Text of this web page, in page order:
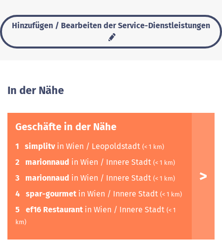
Hinzufügen / Bearbeiten der Service-Dienstleistungen
In der Nähe
Geschäfte in der Nähe
1 simplitvin Wien / Leopoldstadt (< 1 km)
2 marionnaud in Wien / Innere Stadt (< 1 km)
3 marionnaud in Wien / Innere Stadt (< 1 km)
4 spar-gourmet in Wien / Innere Stadt (< 1 km)
5 ef16 Restaurant in Wien / Innere Stadt (< 1
km)